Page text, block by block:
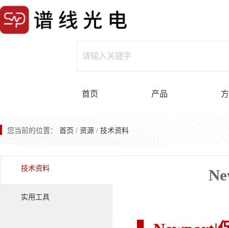
首页 产品
您当前的位置： 首页 / 资源 / 技术资料
技术资料
实用工具